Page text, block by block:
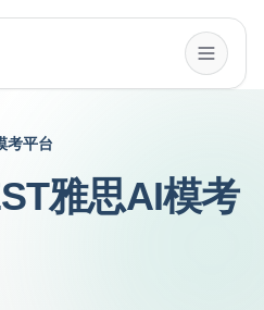
home
考平台
雅思AI模考